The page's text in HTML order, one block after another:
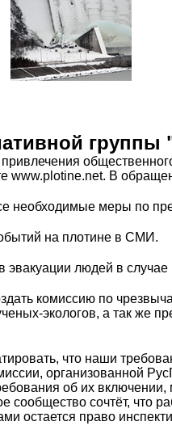
привлечения
www.plotine.net. В
необходимые меры по
на плотине в СМИ.
эвакуации людей в
комиссию по
экологов, а так же
что наши
организованной
об их
сообщество сочтёт, что
остается право